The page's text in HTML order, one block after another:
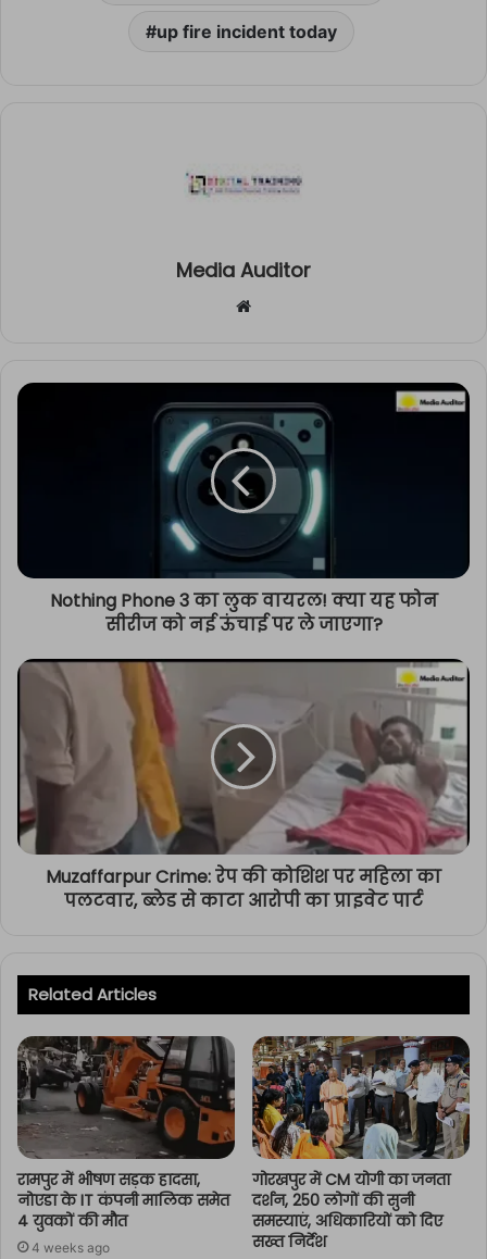
up fire incident today
Media Auditor
Website
Nothing Phone 3 का लुक वायरल! क्या यह फोन
सीरीज को नई ऊंचाई पर ले जाएगा?
Muzaffarpur Crime: रेप की कोशिश पर महिला का
पलटवार, ब्लेड से काटा आरोपी का प्राइवेट पार्ट
Related Articles
रामपुर में भीषण सड़क हादसा,
नोएडा के IT कंपनी मालिक समेत
4 युवकों की मौत
4 weeks ago
गोरखपुर में CM योगी का जनता
दर्शन, 250 लोगों की सुनी
समस्याएं, अधिकारियों को दिए
सख्त निर्देश